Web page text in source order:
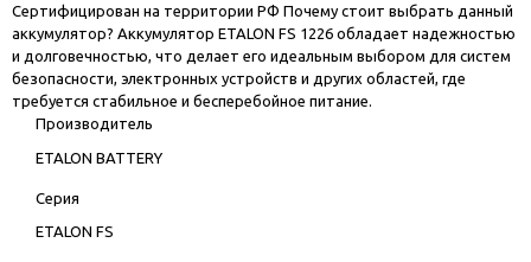
Сертифицирован на территории РФ Почему стоит выбрать данный
аккумулятор? Аккумулятор ETALON FS 1226 обладает надежностью
и долговечностью, что делает его идеальным выбором для систем
безопасности, электронных устройств и других областей, где
требуется стабильное и бесперебойное питание.
Производитель
ETALON BATTERY
Серия
ETALON FS